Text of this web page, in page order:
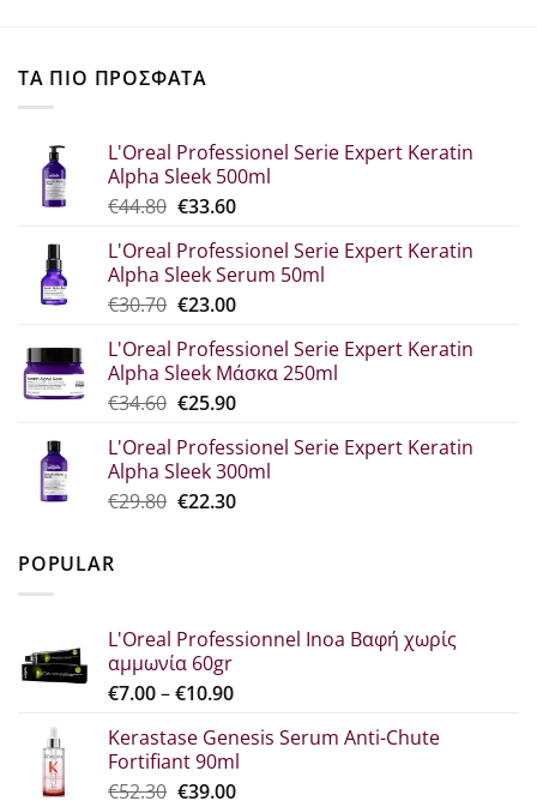
ΤΑ ΠΙΟ ΠΡΟΣΦΑΤΑ
L'Oreal Professionel Serie Expert Keratin
Alpha Sleek 500ml
€44.80 Original
was:
€44.80.
€33.60Η
τιμή
είναι:
€33.60.
L'Oreal Professionel Serie Expert Keratin
Alpha Sleek Serum 50ml
€30.70 Original
was:
€30.70.
€23.00Η
τιμή
είναι:
€23.00.
L'Oreal Professionel Serie Expert Keratin
Alpha Sleek Μάσκα 250ml
€34.60 Original
was:
€34.60.
€25.90Η
τιμή
είναι:
€25.90.
L'Oreal Professionel Serie Expert Keratin
Alpha Sleek 300ml
€29.80 Original
€22.30Η
POPULAR
L'Oreal Professionnel Inoa Βαφή χωρίς
αμμωνία 60gr
€7.00–€10.90Price
€7.00
through
€10.90
Kerastase Genesis Serum Anti-Chute
Fortifiant 90ml
€52.30 Original
€39.00Η